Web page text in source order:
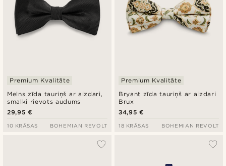
Melns zīda tauriņš ar aizdari,
smalki rievots audums
Premium Kvalitāte
29,95 €
10 KRĀSAS BOHEMIAN REVOLT
Bryant zīda tauriņš ar aizdari
Brux
Premium Kvalitāte
34,95 €
18 KRĀSAS BOHEMIAN REVOLT